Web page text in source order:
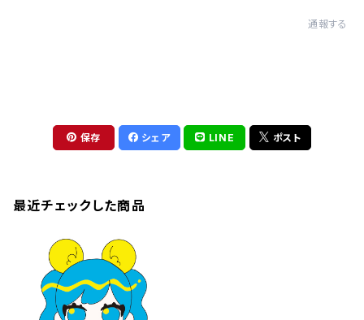
通報する
保存 シェア LINE ポスト
最近チェックした商品